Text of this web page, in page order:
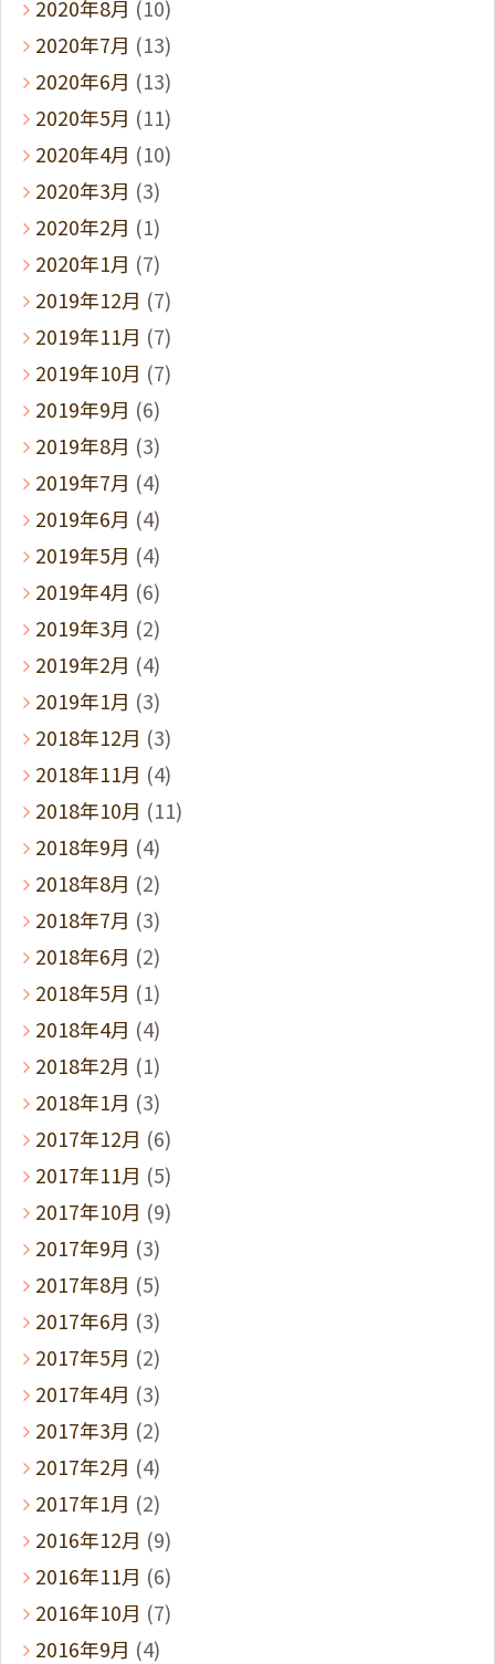
2020年8月 (10)
2020年7月 (13)
2020年6月 (13)
2020年5月 (11)
2020年4月 (10)
2020年3月 (3)
2020年2月 (1)
2020年1月 (7)
2019年12月 (7)
2019年11月 (7)
2019年10月 (7)
2019年9月 (6)
2019年8月 (3)
2019年7月 (4)
2019年6月 (4)
2019年5月 (4)
2019年4月 (6)
2019年3月 (2)
2019年2月 (4)
2019年1月 (3)
2018年12月 (3)
2018年11月 (4)
2018年10月 (11)
2018年9月 (4)
2018年8月 (2)
2018年7月 (3)
2018年6月 (2)
2018年5月 (1)
2018年4月 (4)
2018年2月 (1)
2018年1月 (3)
2017年12月 (6)
2017年11月 (5)
2017年10月 (9)
2017年9月 (3)
2017年8月 (5)
2017年6月 (3)
2017年5月 (2)
2017年4月 (3)
2017年3月 (2)
2017年2月 (4)
2017年1月 (2)
2016年12月 (9)
2016年11月 (6)
2016年10月 (7)
2016年9月 (4)